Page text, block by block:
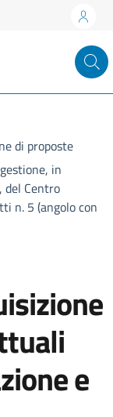
di proposte
in
del Centro
n. 5 (angolo con
e